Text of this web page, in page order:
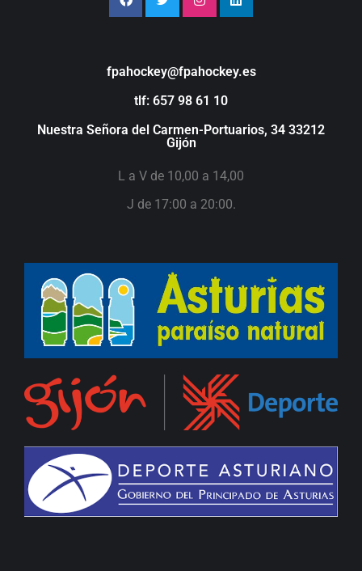
fpahockey@fpahockey.es
tlf: 657 98 61 10
Nuestra Señora del Carmen-Portuarios, 34 33212
Gijón
L a V de 10,00 a 14,00
J de 17:00 a 20:00.